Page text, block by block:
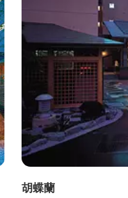
胡蝶蘭